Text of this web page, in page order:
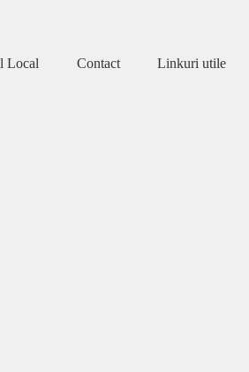
Local Contact Linkuri utile